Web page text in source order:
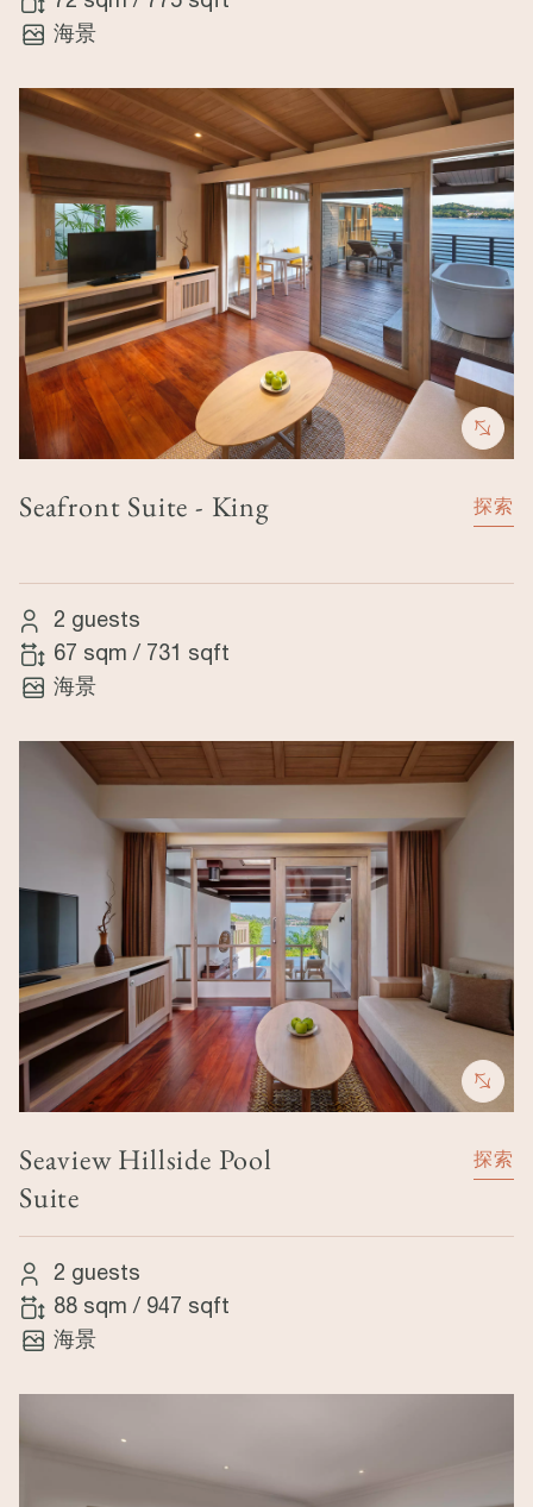
海景
Image
Seafront Suite - King 探索
2 guests
67 sqm / 731 sqft
海景
Image
Seaview Hillside Pool
Suite
探索
2 guests
88 sqm / 947 sqft
海景